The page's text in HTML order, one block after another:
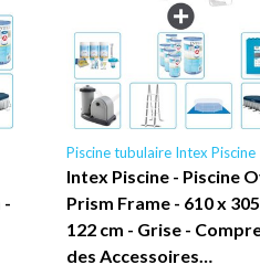
-
Piscine tubulaire Intex Piscine
Intex Piscine - Piscine
Prism Frame - 610 x
122 cm - Grise -
des Accessoires…